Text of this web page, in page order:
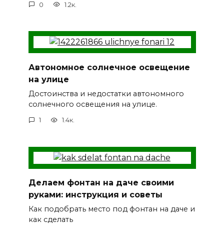
0 1.2к.
Автономное солнечное освещение
на улице
Достоинства и недостатки автономного
солнечного освещения на улице.
1 1.4к.
Делаем фонтан на даче своими
руками: инструкция и советы
Как подобрать место под фонтан на даче и
как сделать